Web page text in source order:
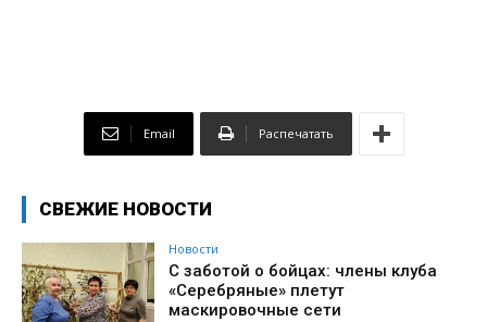
Email Распечатать
СВЕЖИЕ НОВОСТИ
Новости
С заботой о бойцах: члены клуба
«Серебряные» плетут
маскировочные сети